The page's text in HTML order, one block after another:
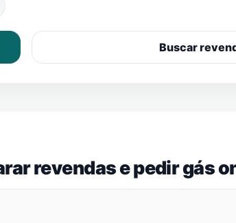
Buscar
revendas e pedir gás